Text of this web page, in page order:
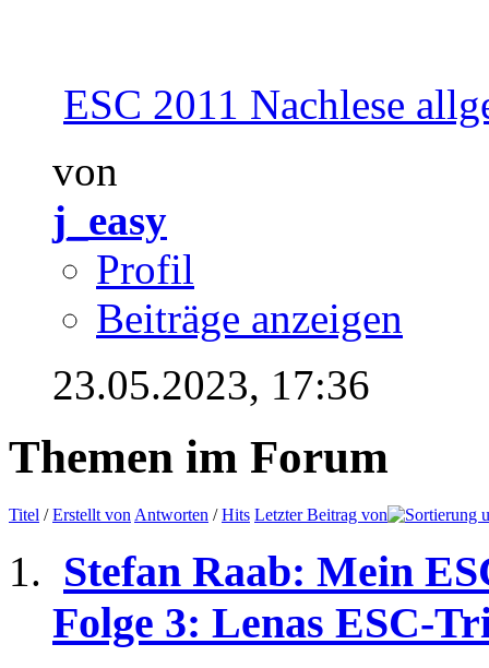
ESC 2011 Nachlese
von
j_easy
Profil
Beiträge anzeigen
23.05.2023, 17:36
Themen im Forum
Titel /Erstellt von Antworten /Hits Letzter Beitrag von
Stefan Raab: Mein
Folge 3: Lenas ESC-